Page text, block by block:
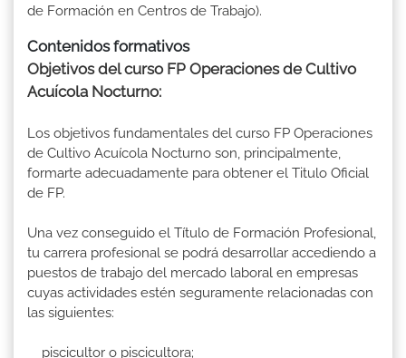
de Formación en Centros de Trabajo).
Contenidos formativos
Objetivos del curso FP Operaciones de Cultivo
Acuícola Nocturno:
Los objetivos fundamentales del curso FP Operaciones
de Cultivo Acuícola Nocturno son, principalmente,
formarte adecuadamente para obtener el Titulo Oficial
de FP.
Una vez conseguido el Título de Formación Profesional,
tu carrera profesional se podrá desarrollar accediendo a
puestos de trabajo del mercado laboral en empresas
cuyas actividades estén seguramente relacionadas con
las siguientes:
piscicultor o piscicultora;